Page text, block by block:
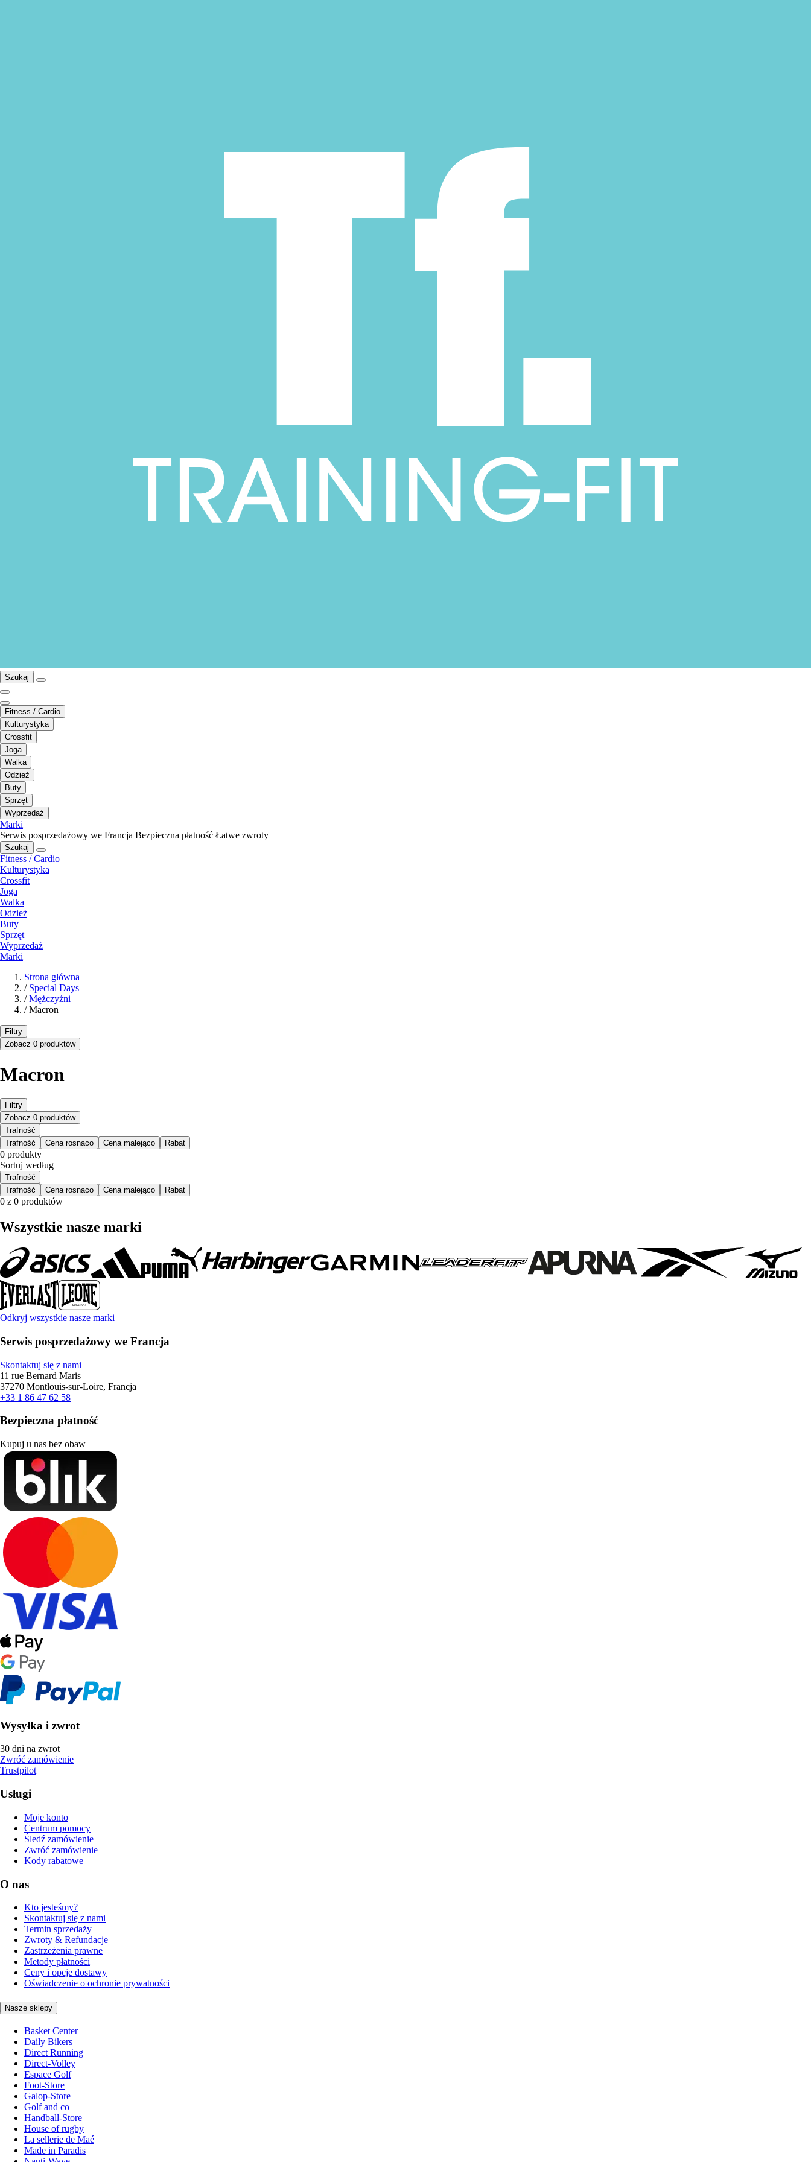
Szukaj
Fitness / Cardio
Kulturystyka
Crossfit
Joga
Walka
Odzież
Buty
Sprzęt
Wyprzedaż
Marki
Serwis posprzedażowy we Francja Bezpieczna płatność Łatwe zwroty
Szukaj
Fitness / Cardio
Kulturystyka
Crossfit
Joga
Walka
Odzież
Buty
Sprzęt
Wyprzedaż
Marki
Strona główna
/ Special Days
/ Mężczyźni
/ Macron
Filtry
Zobacz 0 produktów
Macron
Filtry
Zobacz 0 produktów
Trafność
Trafność
Cena rosnąco Cena malejąco Rabat
0 produkty
Sortuj według
Trafność
Trafność
Cena rosnąco Cena malejąco Rabat
0 z 0 produktów
Wszystkie nasze marki
Odkryj wszystkie nasze marki
Serwis posprzedażowy we Francja
Skontaktuj się z nami
11 rue Bernard Maris
37270 Montlouis-sur-Loire, Francja
+33 1 86 47 62 58
Bezpieczna płatność
Kupuj u nas bez obaw
Wysyłka i zwrot
30 dni na zwrot
Zwróć zamówienie
Trustpilot
Usługi
Moje konto
Centrum pomocy
Śledź zamówienie
Zwróć zamówienie
Kody rabatowe
O nas
Kto jesteśmy?
Skontaktuj się z nami
Termin sprzedaży
Zwroty & Refundacje
Zastrzeżenia prawne
Metody płatności
Ceny i opcje dostawy
Oświadczenie o ochronie prywatności
Nasze sklepy
Basket Center
Daily Bikers
Direct Running
Direct-Volley
Espace Golf
Foot-Store
Galop-Store
Golf and co
Handball-Store
House of rugby
La sellerie de Maé
Made in Paradis